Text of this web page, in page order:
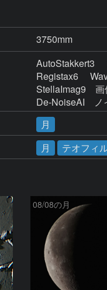
3750mm
AutoStakkert3
Registax6 　
StellaImag9　
月
月 テオフィ
08/08の月